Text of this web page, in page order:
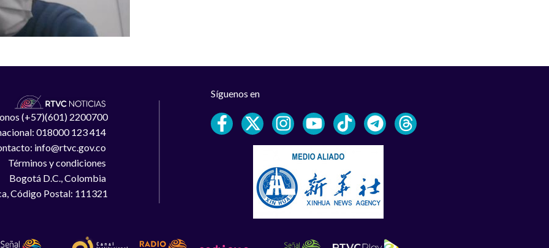
(+57)(601) 2200700
018000 123 414
info@rtvc.gov.co
Términos y condiciones
Bogotá D.C., Colombia
Código Postal: 111321
Síguenos en